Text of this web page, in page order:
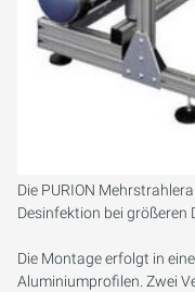
Die PURION
Desinfektion bei größeren
Die Montage erfolgt in
Aluminiumprofilen. Zwei